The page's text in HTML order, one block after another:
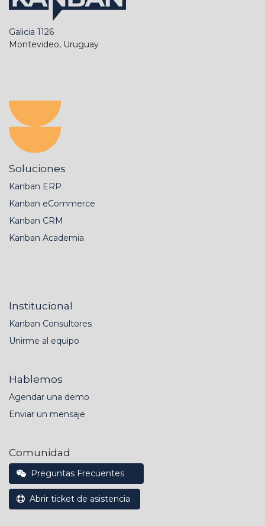
Galicia 1126
Montevideo, Uruguay
Soluciones
Kanban ERP
Kanban eCommerce
Kanban CRM
Kanban Academia
Institucional
Kanban Consultores
Unirme al equipo
Hablemos
Agendar una demo
Enviar un mensaje
Comunidad
Preguntas Frecuentes
Abrir ticket de asistencia